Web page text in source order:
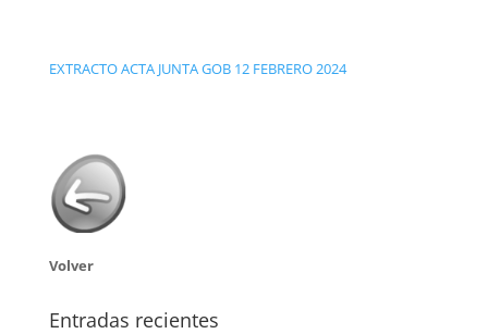
EXTRACTO ACTA JUNTA GOB 12 FEBRERO 2024
Volver
Entradas recientes